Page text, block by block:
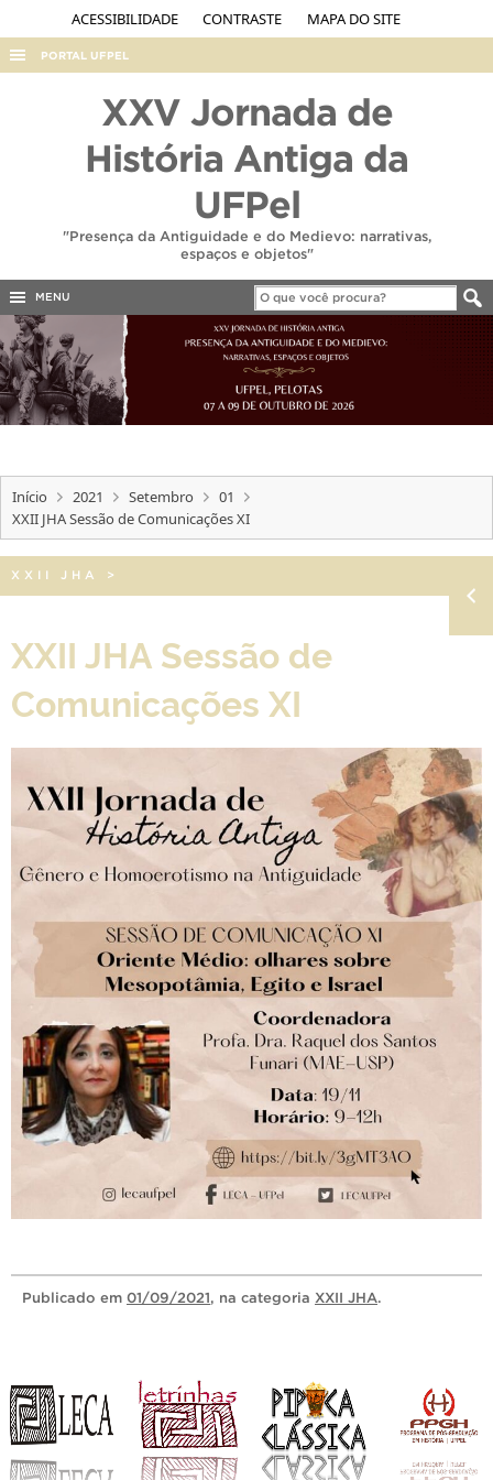
ACESSIBILIDADE CONTRASTE MAPA DO SITE
PORTAL UFPEL
EDITAIS
INTERNACIONAL
OUVIDORIA
PORTARIAS
TELEFONES
XXV Jornada de
História Antiga da
UFPel
"Presença da Antiguidade e do Medievo: narrativas,
espaços e objetos"
MENU
Início 2021 Setembro
01
XXII JHA Sessão de Comunicações XI
XXII JHA >
XXII JHA Sessão de
Comunicações XI
Publicado em 01/09/2021, na categoria XXII JHA.